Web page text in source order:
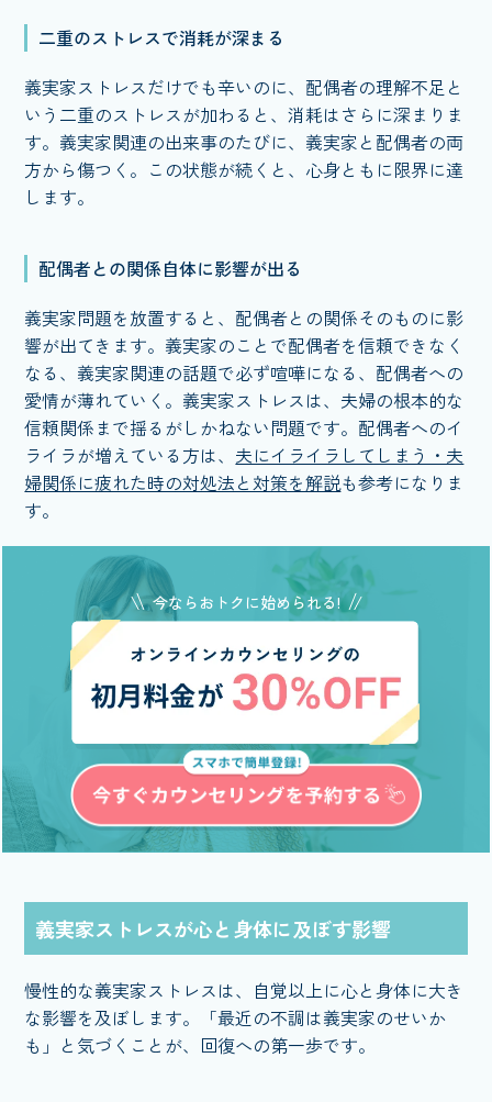
二重のストレスで消耗が深まる
義実家ストレスだけでも辛いのに、配偶者の理解不足と
いう二重のストレスが加わると、消耗はさらに深まりま
す。義実家関連の出来事のたびに、義実家と配偶者の両
方から傷つく。この状態が続くと、心身ともに限界に達
します。
配偶者との関係自体に影響が出る
義実家問題を放置すると、配偶者との関係そのものに影
響が出てきます。義実家のことで配偶者を信頼できなく
なる、義実家関連の話題で必ず喧嘩になる、配偶者への
愛情が薄れていく。義実家ストレスは、夫婦の根本的な
信頼関係まで揺るがしかねない問題です。配偶者へのイ
ライラが増えている方は、 夫にイライラしてしまう・夫
婦関係に疲れた時の対処法と対策を解説も参考になりま
す。
今ならおトクに始められる!
義実家ストレスが心と身体に及ぼす影響
慢性的な義実家ストレスは、自覚以上に心と身体に大き
な影響を及ぼします。「最近の不調は義実家のせいか
も」と気づくことが、回復への第一歩です。